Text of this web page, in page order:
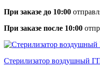
При заказе до 10:00
При заказе после 10:00
Стерилизатор воздушный